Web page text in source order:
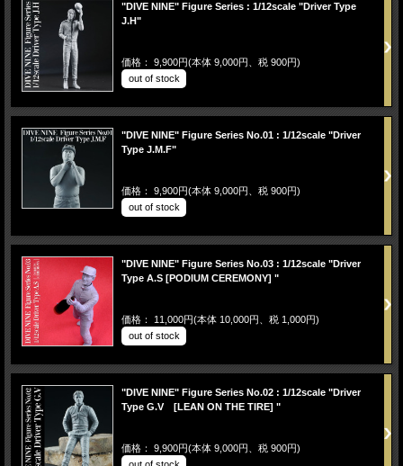
"DIVE NINE" Figure Series : 1/12scale "Driver Type
J.H"
価格： 9,900円(本体 9,000円、税 900円)
out of stock
"DIVE NINE" Figure Series No.01 : 1/12scale "Driver
Type J.M.F"
価格： 9,900円(本体 9,000円、税 900円)
out of stock
"DIVE NINE" Figure Series No.03 : 1/12scale "Driver
Type A.S [PODIUM CEREMONY] "
価格： 11,000円(本体 10,000円、税 1,000円)
out of stock
"DIVE NINE" Figure Series No.02 : 1/12scale "Driver
Type G.V [LEAN ON THE TIRE] "
価格： 9,900円(本体 9,000円、税 900円)